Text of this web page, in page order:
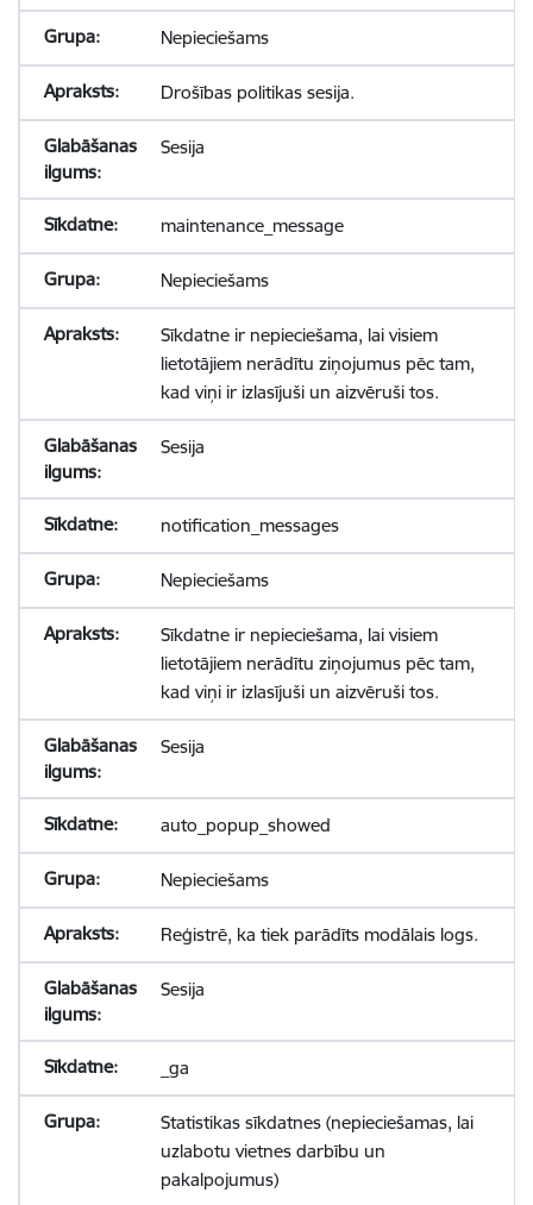
Nepieciešams
Drošības politikas sesija.
Sesija
maintenance_message
Nepieciešams
Sīkdatne ir nepieciešama, lai visiem
lietotājiem nerādītu ziņojumus pēc tam,
kad viņi ir izlasījuši un aizvēruši tos.
Sesija
notification_messages
Nepieciešams
Sīkdatne ir nepieciešama, lai visiem
lietotājiem nerādītu ziņojumus pēc tam,
kad viņi ir izlasījuši un aizvēruši tos.
Sesija
auto_popup_showed
Nepieciešams
Reģistrē, ka tiek parādīts modālais logs.
Sesija
_ga
Statistikas sīkdatnes (nepieciešamas, lai
uzlabotu vietnes darbību un
pakalpojumus)